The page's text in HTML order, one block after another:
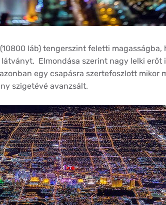
láb) tengerszint feletti magasságba,
Elmondása szerint nagy lelki erőt
egy csapásra szertefoszlott mikor
szigetévé avanzsált.